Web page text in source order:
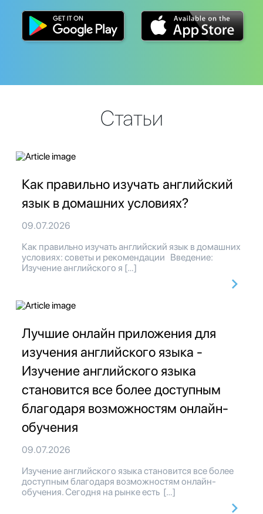
Статьи
Как правильно изучать английский
язык в домашних условиях?
09.07.2026
Как правильно изучать английский язык в домашних
условиях: советы и рекомендации Введение:
Изучение английского я […]
Лучшие онлайн приложения для
изучения английского языка -
Изучение английского языка
становится все более доступным
благодаря возможностям онлайн-
обучения
09.07.2026
Изучение английского языка становится все более
доступным благодаря возможностям онлайн-
обучения. Сегодня на рынке есть […]